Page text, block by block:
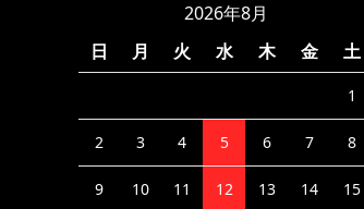
2026年8月
日
月 火 水 木 金 土
1
2 3 4 5 6 7 8
9 10 11 12 13 14 15